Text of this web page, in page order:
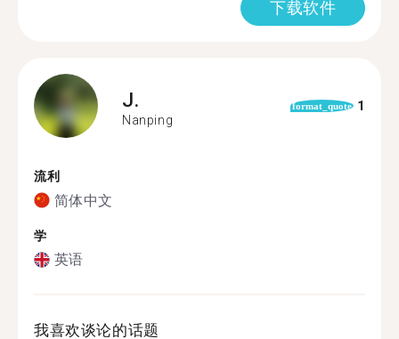
下载软件
J.
Nanping
format_quote 1
流利
简体中文
学
英语
我喜欢谈论的话题